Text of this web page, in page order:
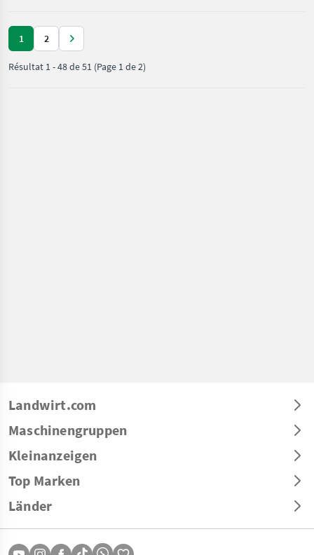
1 2
Résultat 1-48de51 (Page 1 de 2)
Landwirt.com
Maschinengruppen
Kleinanzeigen
Top Marken
Länder